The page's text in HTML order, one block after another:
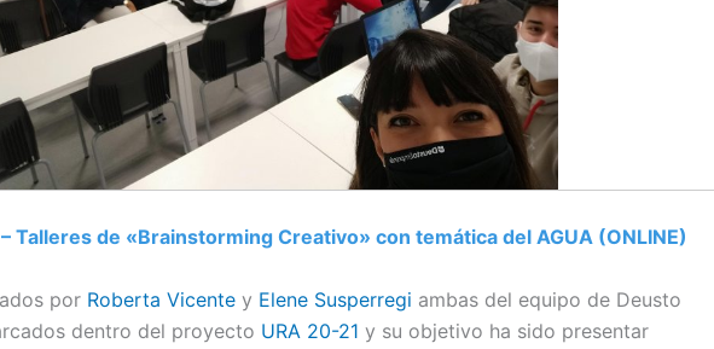
Talleres de «Brainstorming Creativo» con temática del AGUA (ONLINE)
por Roberta Vicentey Elene Susperregi ambas del equipo de Deusto
dentro del proyecto URA 20-21 y su objetivo ha sido presentar